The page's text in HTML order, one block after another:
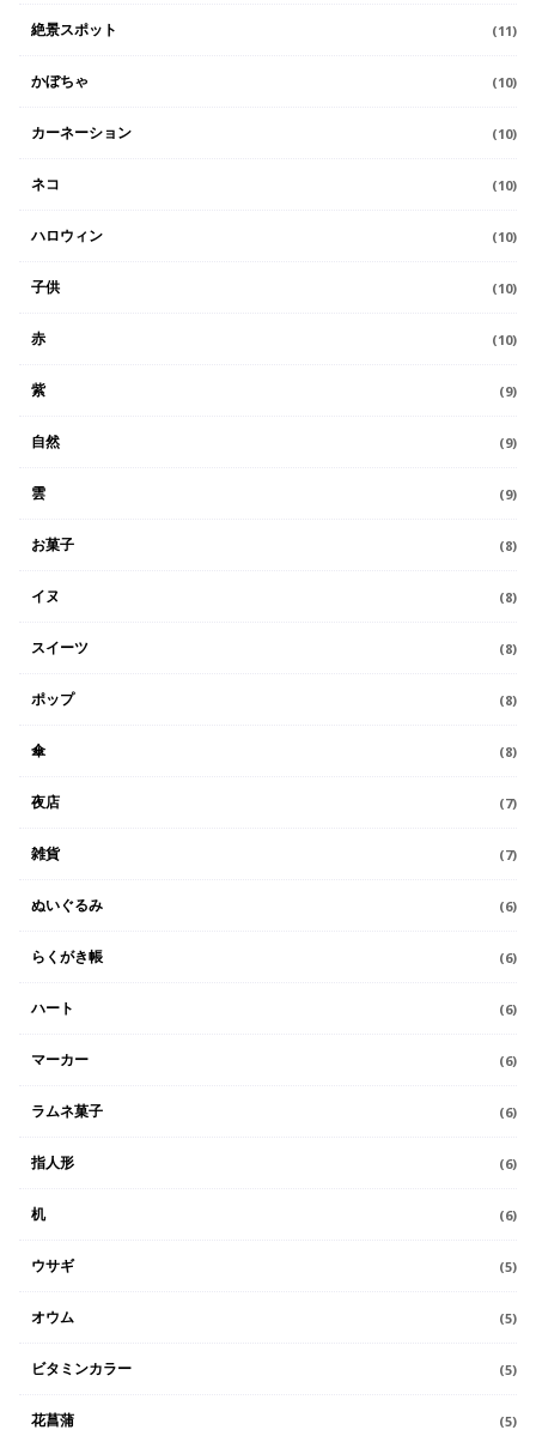
絶景スポット (11)
かぼちゃ (10)
カーネーション (10)
ネコ (10)
ハロウィン (10)
子供 (10)
赤 (10)
紫 (9)
自然 (9)
雲 (9)
お菓子 (8)
イヌ (8)
スイーツ (8)
ポップ (8)
傘 (8)
夜店 (7)
雑貨 (7)
ぬいぐるみ (6)
らくがき帳 (6)
ハート (6)
マーカー (6)
ラムネ菓子 (6)
指人形 (6)
机 (6)
ウサギ (5)
オウム (5)
ビタミンカラー (5)
花菖蒲 (5)